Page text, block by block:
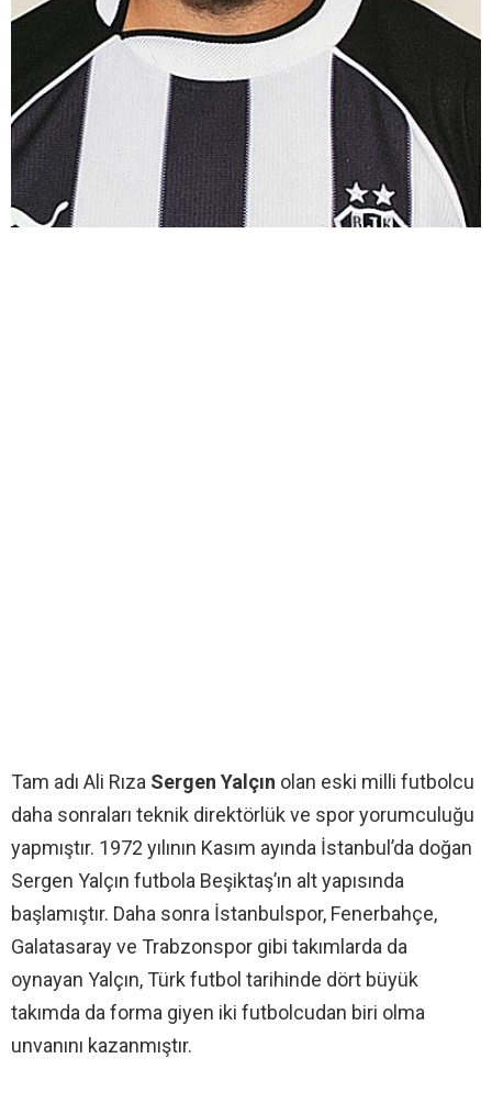
Tam adı Ali Rıza Sergen Yalçın olan eski milli futbolcu
daha sonraları teknik direktörlük ve spor yorumculuğu
yapmıştır. 1972 yılının Kasım ayında İstanbul’da doğan
Sergen Yalçın futbola Beşiktaş’ın alt yapısında
başlamıştır. Daha sonra İstanbulspor, Fenerbahçe,
Galatasaray ve Trabzonspor gibi takımlarda da
oynayan Yalçın, Türk futbol tarihinde dört büyük
takımda da forma giyen iki futbolcudan biri olma
unvanını kazanmıştır.